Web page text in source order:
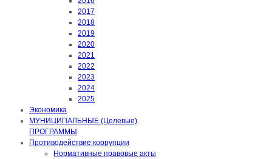
2017
2018
2019
2020
2021
2022
2023
2024
2025
Экономика
МУНИЦИПАЛЬНЫЕ (Целевые)
ПРОГРАММЫ
Противодействие коррупции
Нормативные правовые акты